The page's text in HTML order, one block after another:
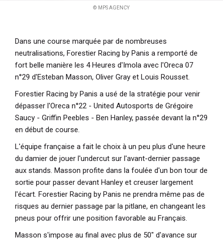
© MPS AGENCY
Dans une course marquée par de nombreuses
neutralisations, Forestier Racing by Panis a remporté de
fort belle manière les 4 Heures d'Imola avec l'Oreca 07
n°29 d'Esteban Masson, Oliver Gray et Louis Rousset.
Forestier Racing by Panis a usé de la stratégie pour venir
dépasser l'Oreca n°22 - United Autosports de Grégoire
Saucy - Griffin Peebles - Ben Hanley, passée devant la n°29
en début de course.
L'équipe française a fait le choix à un peu plus d'une heure
du damier de jouer l'undercut sur l'avant-dernier passage
aux stands. Masson profite dans la foulée d'un bon tour de
sortie pour passer devant Hanley et creuser largement
l'écart. Forestier Racing by Panis ne prendra même pas de
risques au dernier passage par la pitlane, en changeant les
pneus pour offrir une position favorable au Français.
Masson s'impose au final avec plus de 50" d'avance sur